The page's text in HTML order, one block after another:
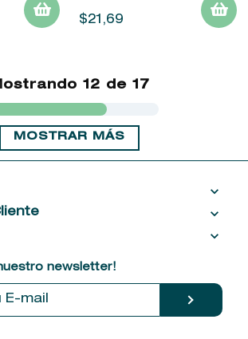
$21 ,69
12 de 17
MOSTRAR MÁS
Fragancias
mayor
electrónicos
newsletter!